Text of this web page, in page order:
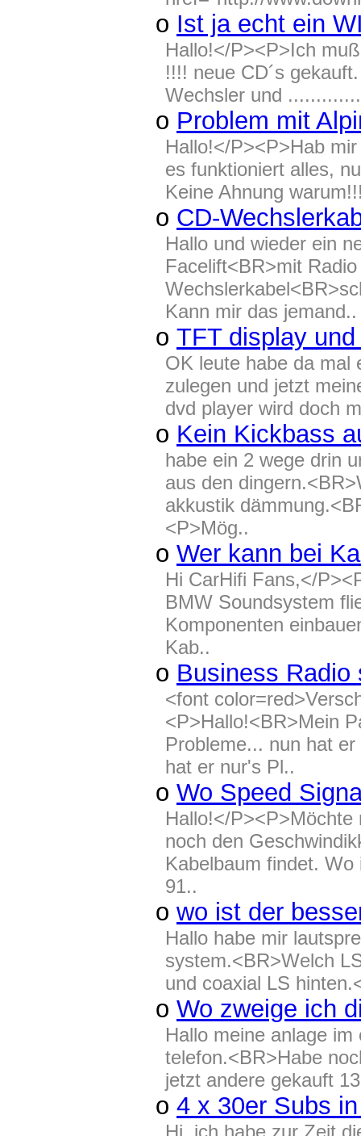
o Ist ja echt ein
Hallo!</P><P>Ich
!!!! neue CD´s
Wechsler und
o Problem mit
Hallo!</P><P>Hab
es funktioniert alles,
Keine Ahnung
o CD-
Hallo und wieder ein
Facelift<BR>mit
Kann mir das jemand..
o TFT display
OK leute habe da mal
zulegen und jetzt
dvd player wird doch
o Kein Kickbass
habe ein 2 wege drin
aus den
akkustik
<P>Mög..
o Wer kann bei
Hi CarHifi Fans,</
BMW Soundsystem
Komponenten
Kab..
o Business Radio
<font
<P>Hallo!<BR>Mein
Probleme... nun hat
hat er nur's Pl..
o Wo Speed
Hallo!</
noch den
Kabelbaum findet.
91..
o wo ist der
Hallo habe mir
system.<BR>Welch
und coaxial LS
o Wo zweige ich
Hallo meine anlage
telefon.<BR>Habe
jetzt andere gekauft
o 4 x 30er Subs
Hi, ich habe zur Zeit